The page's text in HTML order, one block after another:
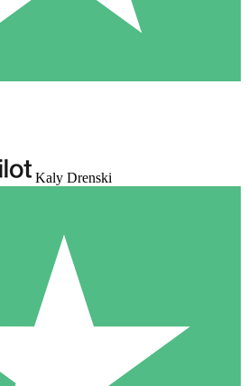
Kaly Drenski